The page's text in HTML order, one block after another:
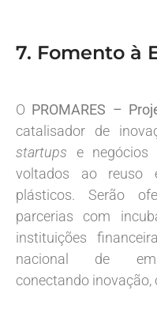
7. Fomento à
O PROMARES –
catalisador de
startups e negócios
voltados ao reuso
plásticos. Serão
parcerias com
instituições
nacional de
conectando inovação,